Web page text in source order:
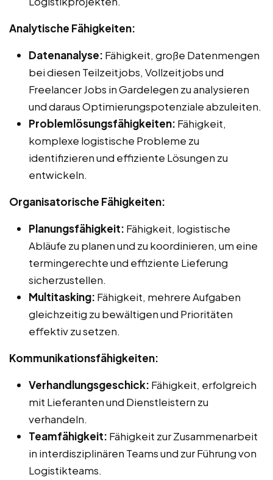
Analytische Fähigkeiten:
Datenanalyse: Fähigkeit, große Datenmengen
bei diesen Teilzeitjobs, Vollzeitjobs und
Freelancer Jobs in Gardelegen zu analysieren
und daraus Optimierungspotenziale abzuleiten.
Problemlösungsfähigkeiten: Fähigkeit,
komplexe logistische Probleme zu
identifizieren und effiziente Lösungen zu
entwickeln.
Organisatorische Fähigkeiten:
Planungsfähigkeit: Fähigkeit, logistische
Abläufe zu planen und zu koordinieren, um eine
termingerechte und effiziente Lieferung
sicherzustellen.
Multitasking: Fähigkeit, mehrere Aufgaben
gleichzeitig zu bewältigen und Prioritäten
effektiv zu setzen.
Kommunikationsfähigkeiten:
Verhandlungsgeschick: Fähigkeit, erfolgreich
mit Lieferanten und Dienstleistern zu
verhandeln.
Teamfähigkeit: Fähigkeit zur Zusammenarbeit
in interdisziplinären Teams und zur Führung von
Logistikteams.